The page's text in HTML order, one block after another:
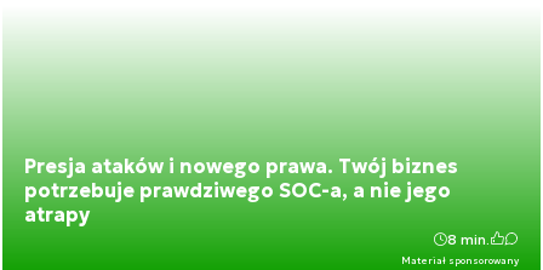
Presja ataków i nowego prawa. Twój biznes
potrzebuje prawdziwego SOC-a, a nie jego
atrapy
Materiał sponsorowany
8 min.